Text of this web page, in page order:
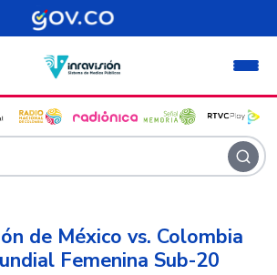
de México vs. Colombia
Femenina Sub-20